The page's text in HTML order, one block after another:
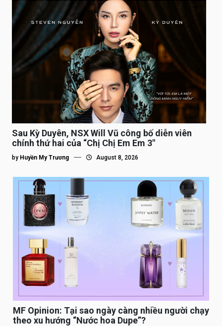
Sau Kỳ Duyên, NSX Will Vũ công bố diễn viên
chính thứ hai của “Chị Chị Em Em 3″
by Huyền My Trương August 8, 2026
MF Opinion: Tại sao ngày càng nhiều người chạy
theo xu hướng “Nước hoa Dupe”?